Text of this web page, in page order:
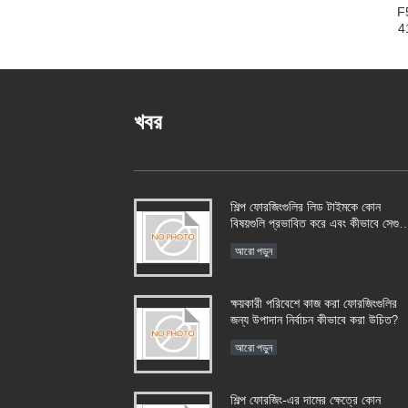
খবর
শিল্প ফোরজিংগুলির লিড টাইমকে কোন
বিষয়গুলি প্রভাবিত করে এবং কীভাবে সেগুলি
আরো পড়ুন
ক্ষয়কারী পরিবেশে কাজ করা ফোরজিংগুলির
জন্য উপাদান নির্বাচন কীভাবে করা উচিত?​​
আরো পড়ুন
শিল্প ফোরজিং-এর দামের ক্ষেত্রে কোন